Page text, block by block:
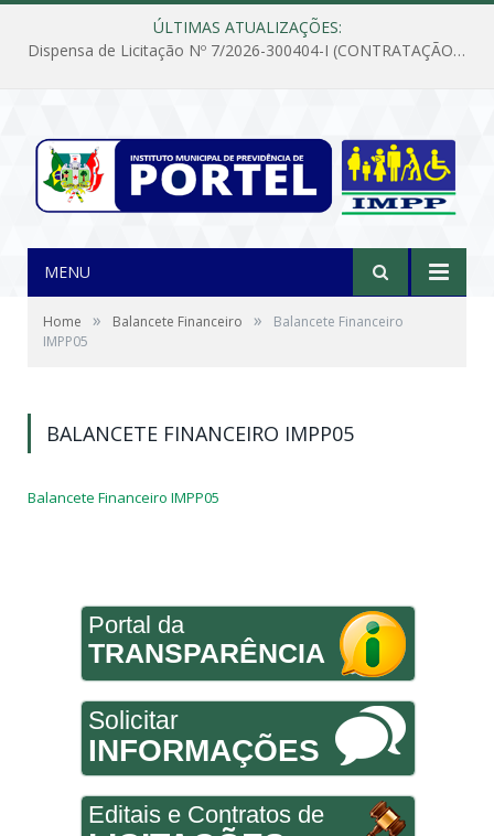
ÚLTIMAS ATUALIZAÇÕES:
Dispensa de Licitação Nº 7/2026-300404-I (CONTRATAÇÃO DE EMPRESA PARA MANUTENÇÃO E REPARAÇÃO DE APARELHOS DE AR CONDICIONADO, EM ATENDIMENTO ÀS NECESSIDADES DO INSTITUTO DE PREVIDÊNCIA MUNICIPAL DE PORTEL/PA)
MENU
Home » Balancete Financeiro »
Balancete Financeiro
IMPP05
BALANCETE FINANCEIRO IMPP05
Balancete Financeiro IMPP05
Portal da
TRANSPARÊNCIA
Solicitar
INFORMAÇÕES
Editais e Contratos de